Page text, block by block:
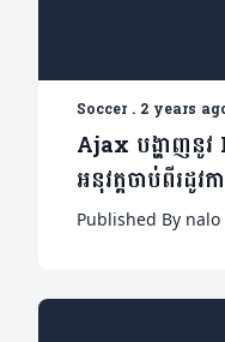
Soccer. 2 years
Ajax បង្ហាញនូ
អនុវត្តចាប់ពីរដូ
Published By nalo